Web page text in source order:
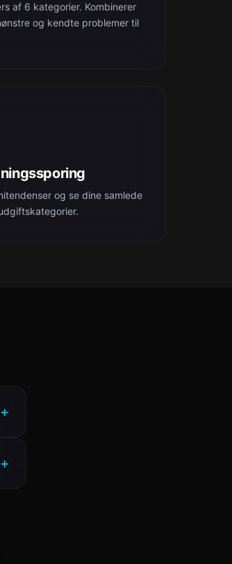
af 6 kategorier. Kombinerer
og kendte problemer til
og se dine samlede